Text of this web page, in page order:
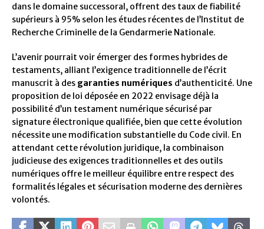
dans le domaine successoral, offrent des taux de fiabilité
supérieurs à 95% selon les études récentes de l’Institut de
Recherche Criminelle de la Gendarmerie Nationale.
L’avenir pourrait voir émerger des formes hybrides de
testaments, alliant l’exigence traditionnelle de l’écrit
manuscrit à des garanties numériques d’authenticité. Une
proposition de loi déposée en 2022 envisage déjà la
possibilité d’un testament numérique sécurisé par
signature électronique qualifiée, bien que cette évolution
nécessite une modification substantielle du Code civil. En
attendant cette révolution juridique, la combinaison
judicieuse des exigences traditionnelles et des outils
numériques offre le meilleur équilibre entre respect des
formalités légales et sécurisation moderne des dernières
volontés.